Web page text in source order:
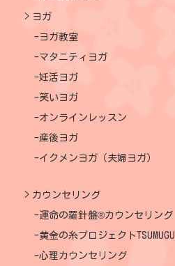
ヨガ
ヨガ教室
マタニティヨガ
妊活ヨガ
笑いヨガ
オンラインレッスン
産後ヨガ
イクメンヨガ（夫婦ヨガ）
カウンセリング
運命の羅針盤®カウンセリング
黄金の糸プロジェクトTSUMUGU
心理カウンセリング